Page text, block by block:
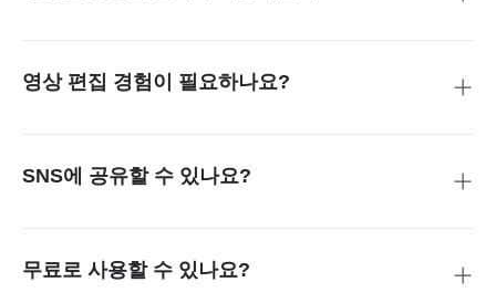
영상 편집 경험이 필요하나요?
SNS에 공유할 수 있나요?
무료로 사용할 수 있나요?